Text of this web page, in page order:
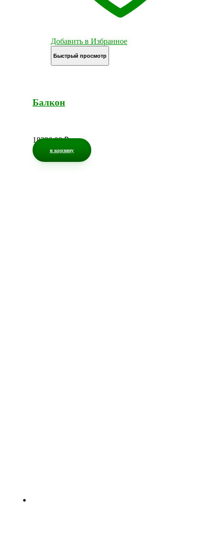
Добавить в Избранное
Быстрый просмотр
Балкон
18336,00₽
в корзину